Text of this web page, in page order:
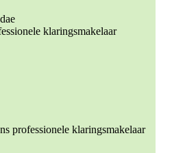
klaringsmakelaar
professionele klaringsmakelaar